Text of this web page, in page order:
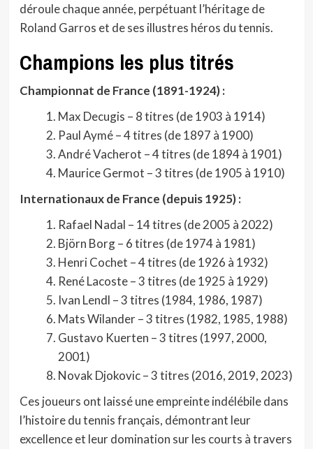
déroule chaque année, perpétuant l’héritage de
Roland Garros et de ses illustres héros du tennis.
Champions les plus titrés
Championnat de France (1891-1924) :
Max Decugis – 8 titres (de 1903 à 1914)
Paul Aymé – 4 titres (de 1897 à 1900)
André Vacherot – 4 titres (de 1894 à 1901)
Maurice Germot – 3 titres (de 1905 à 1910)
Internationaux de France (depuis 1925) :
Rafael Nadal – 14 titres (de 2005 à 2022)
Björn Borg – 6 titres (de 1974 à 1981)
Henri Cochet – 4 titres (de 1926 à 1932)
René Lacoste – 3 titres (de 1925 à 1929)
Ivan Lendl – 3 titres (1984, 1986, 1987)
Mats Wilander – 3 titres (1982, 1985, 1988)
Gustavo Kuerten – 3 titres (1997, 2000,
2001)
Novak Djokovic – 3 titres (2016, 2019, 2023)
Ces joueurs ont laissé une empreinte indélébile dans
l’histoire du tennis français, démontrant leur
excellence et leur domination sur les courts à travers